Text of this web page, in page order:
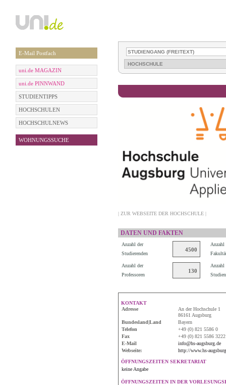
E-Mail Postfach
uni.de MAGAZIN
uni.de PINNWAND
STUDIENTIPPS
HOCHSCHULEN
HOCHSCHULNEWS
WOHNUNGSSUCHE
| ZUR WEBSEITE DER HOCHSCHULE |
DATEN UND FAKTEN
Anzahl der
Studierenden
4500
Anzahl
Anzahl der
Professoren
130
Anzahl
KONTAKT
Adresse
An der Hochschule 1
86161 Augsburg
Bundesland|Land
Bayern
Telefon
+49 (0) 821 5586 0
Fax
+49 (0) 821 5586 3222
E-Mail
info@hs-augsburg.de
Webseite:
http://www.hs-
ÖFFNUNGSZEITEN SEKRETARIAT
keine Angabe
ÖFFNUNGSZEITEN IN DER